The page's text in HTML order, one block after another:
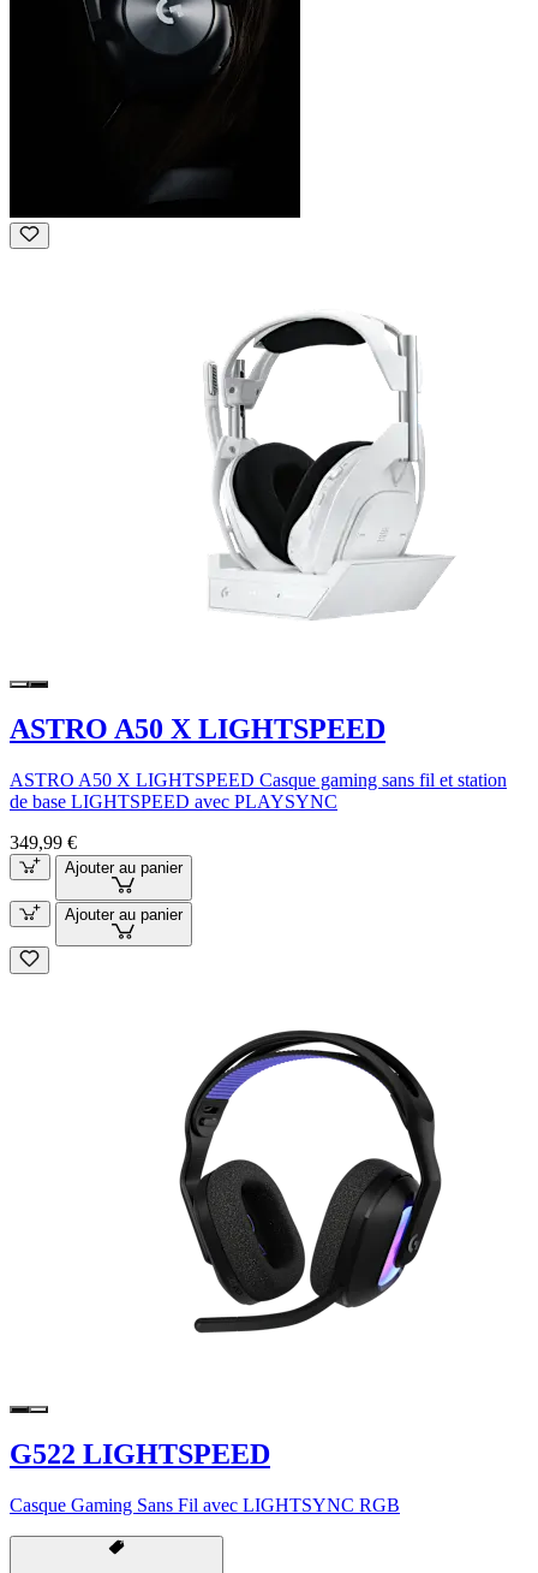
ASTRO A50 X LIGHTSPEED
ASTRO A50 X LIGHTSPEED Casque gaming sans fil et station
de base LIGHTSPEED avec PLAYSYNC
349,99 €
Ajouter au panier
Ajouter au panier
G522 LIGHTSPEED
Casque Gaming Sans Fil avec LIGHTSYNC RGB